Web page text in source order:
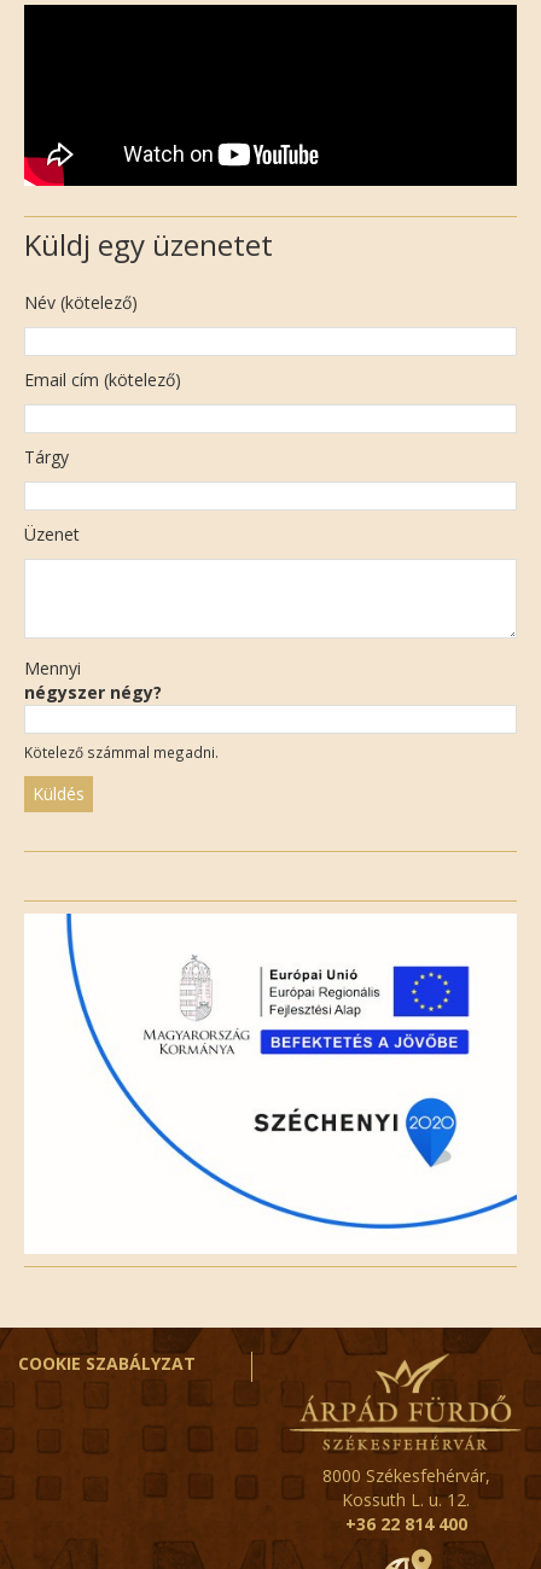
Küldj egy üzenetet
Név (kötelező)
Email cím (kötelező)
Tárgy
Üzenet
Mennyi
négyszer négy?
Kötelező számmal megadni.
field
empty.
COOKIE SZABÁLYZAT
8000 Székesfehérvár,
Kossuth L. u. 12.
+36 22 814 400